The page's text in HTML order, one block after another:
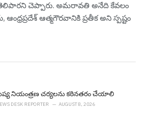
చెప్పారు. అమరావతి అనేది కేవలం
ఆత్మగౌరవానికి ప్రతీక అని స్ప‌ష్టం
నియంత్రణ చర్యలను కఠినతరం చేయాలి
DESK REPORTER AUGUST 8, 2026